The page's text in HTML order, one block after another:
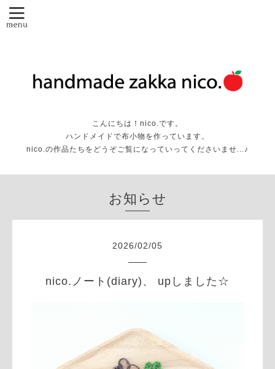
こんにちは！nico.です。
ハンドメイドで布小物を作っています。
nico.の作品たちをどうぞご覧になっていってくださいませ...♪
お知らせ
2026/02/05
nico.ノート(diary)、 upしました☆